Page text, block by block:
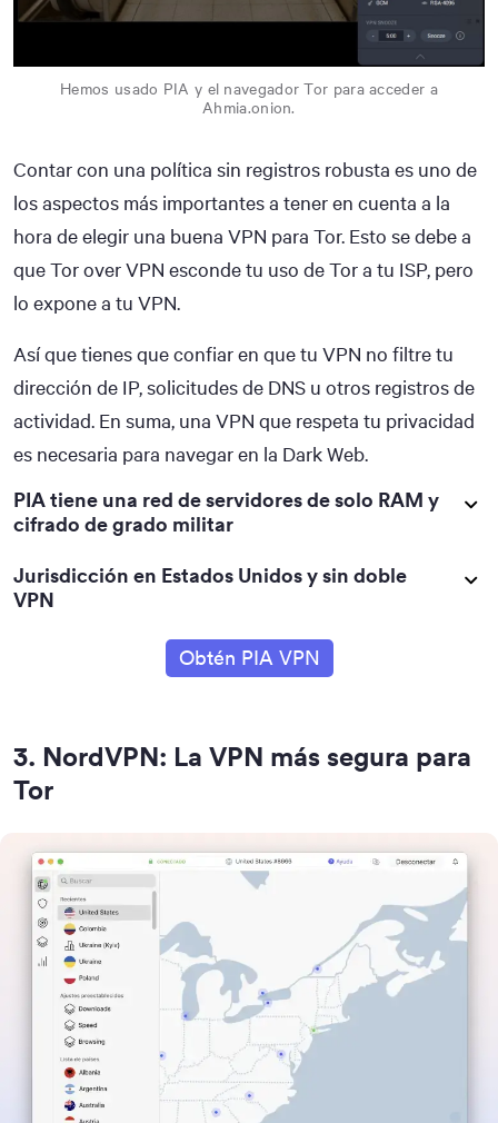
Hemos usado PIA y el navegador Tor para acceder a
Ahmia.onion.
Contar con una política sin registros robusta es uno de
los aspectos más importantes a tener en cuenta a la
hora de elegir una buena VPN para Tor. Esto se debe a
que Tor over VPN esconde tu uso de Tor a tu ISP, pero
lo expone a tu VPN.
Así que tienes que confiar en que tu VPN no filtre tu
dirección de IP, solicitudes de DNS u otros registros de
actividad. En suma, una VPN que respeta tu privacidad
es necesaria para navegar en la Dark Web.
PIA tiene una red de servidores de solo RAM y
cifrado de grado militar
Jurisdicción en Estados Unidos y sin doble
VPN
Obtén PIA VPN
3. NordVPN: La VPN más segura para
Tor